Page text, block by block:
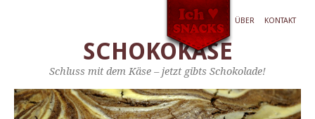
ÜBER KONTAKT
SCHOKOKÄSE
Schluss mit dem Käse – jetzt gibts Schokolade!